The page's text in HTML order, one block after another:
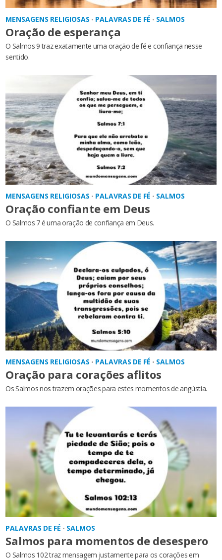
MENSAGENS RELIGIOSAS • PALAVRAS DE FÉ • SALMOS
Oração de esperança
O Salmos 9 traz exatamente uma oração de fé e confiança nesse
sentido.
MENSAGENS RELIGIOSAS • PALAVRAS DE FÉ • SALMOS
Oração confiante em Deus
O Salmos 7 é uma oração de confiança em Deus.
MENSAGENS RELIGIOSAS • PALAVRAS DE FÉ • SALMOS
Oração para corações aflitos
Os Salmos nos trazem orações para estes momentos de angústia.
PALAVRAS DE FÉ • SALMOS
Salmos para momentos de desespero
O Salmos 102 traz mensagem justamente para os corações em